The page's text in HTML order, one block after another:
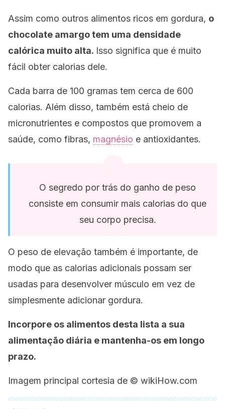
Assim como outros alimentos ricos em gordura, o
chocolate amargo tem uma densidade
calórica muito alta. Isso significa que é muito
fácil obter calorias dele.
Cada barra de 100 gramas tem cerca de 600
calorias. Além disso, também está cheio de
micronutrientes e compostos que promovem a
saúde, como fibras, magnésio e antioxidantes.
O segredo por trás do ganho de peso
consiste em consumir mais calorias do que
seu corpo precisa.
O peso de elevação também é importante, de
modo que as calorias adicionais possam ser
usadas para desenvolver músculo em vez de
simplesmente adicionar gordura.
Incorpore os alimentos desta lista a sua
alimentação diária e mantenha-os em longo
prazo.
Imagem principal cortesia de © wikiHow.com